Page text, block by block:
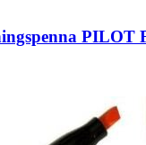
PILOT